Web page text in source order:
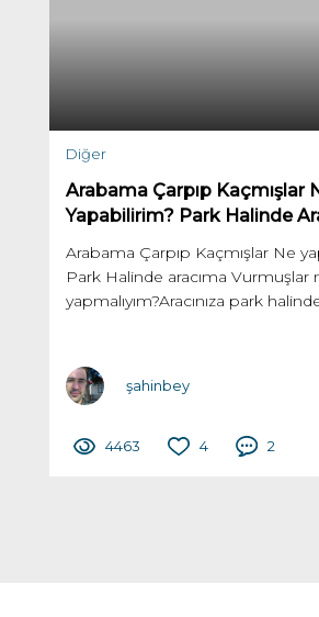
Diğer
Arabama Çarpıp Kaçmışlar
Yapabilirim? Park Halinde
Arabama Çarpıp Kaçmışlar Ne
Park Halinde aracıma Vurmuşlar
yapmalıyım?Aracınıza park
şahinbey
4463 4 2